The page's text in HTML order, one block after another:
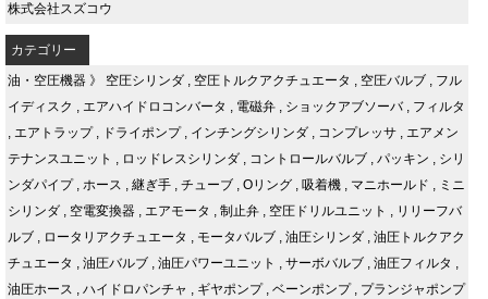
株式会社スズコウ
カテゴリー
油・空圧機器 》 空圧シリンダ , 空圧トルクアクチュエータ , 空圧バルブ , フル
イディスク , エアハイドロコンバータ , 電磁弁 , ショックアブソーバ, フィルタ
, エアトラップ, ドライポンプ, インチングシリンダ , コンプレッサ , エアメン
テナンスユニット , ロッドレスシリンダ , コントロールバルブ , パッキン , シリ
ンダパイプ, ホース , 継ぎ手 , チューブ , Oリング , 吸着機 , マニホールド , ミニ
シリンダ , 空電変換器 , エアモータ , 制止弁 , 空圧ドリルユニット , リリーフバ
ルブ , ロータリアクチュエータ , モータバルブ , 油圧シリンダ , 油圧トルクアク
チュエータ , 油圧バルブ , 油圧パワーユニット , サーボバルブ , 油圧フィルタ ,
油圧ホース , ハイドロパンチャ , ギヤポンプ, ベーンポンプ, プランジャポンプ